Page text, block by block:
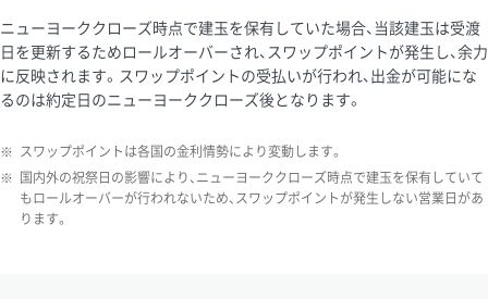
ニューヨーククローズ時点で建玉を保有していた場合、当該建玉は受渡
日を更新するためロールオーバーされ、スワップポイントが発生し、余力
に反映されます。スワップポイントの受払いが行われ、出金が可能にな
るのは約定日のニューヨーククローズ後となります。
※ スワップポイントは各国の金利情勢により変動します。
※
国内外の祝祭日の影響により、ニューヨーククローズ時点で建玉を保有していて
もロールオーバーが行われないため、スワップポイントが発生しない営業日があ
ります。